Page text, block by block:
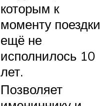
которым к
моменту поездки
ещё не
исполнилось 10
лет.
Позволяет